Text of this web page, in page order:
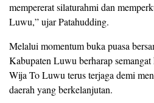
mempererat silaturahmi dan
Luwu,” ujar Patahudding.
Melalui momentum buka puasa
Kabupaten Luwu berharap semangat
Wija To Luwu terus terjaga demi
daerah yang berkelanjutan.